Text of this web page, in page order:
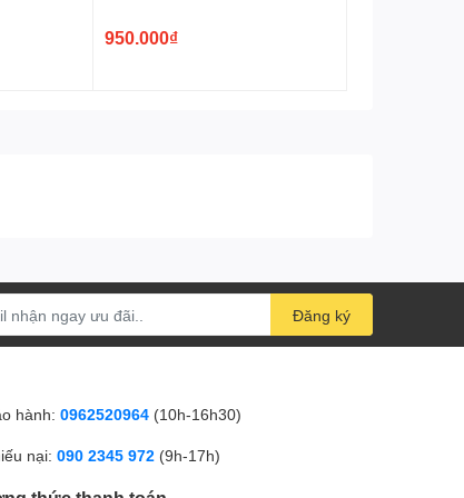
950.000₫
Đăng ký
hành: 0962520964 (10h-16h30)
nại: 090 2345 972 (9h-17h)